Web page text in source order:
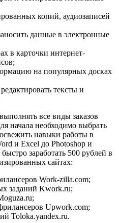
копий, аудиозаписей
данные в электронные
в карточки интернет-
на популярных досках
тексты и
все виды заказов
начала необходимо выбрать
навыки работы в
и Excel до Photoshop и
заработать 500 рублей в
сайтах:
Work-zilla.com;
заданий Kwork.ru;
;
Upwork.com;
Toloka.yandex.ru.